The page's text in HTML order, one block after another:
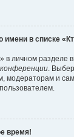
имени в списке
в личном разделе
.
модераторам и
время!